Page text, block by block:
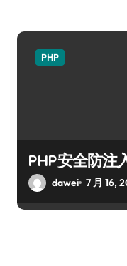
PHP
PHP安全防注
dawei 7 月 16,